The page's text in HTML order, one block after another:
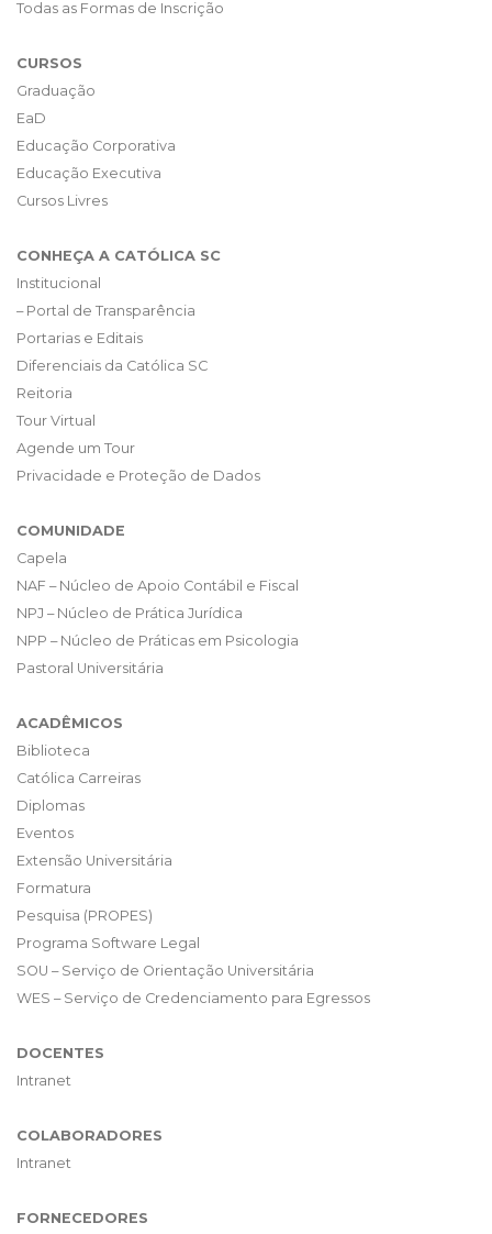
Todas as Formas de Inscrição
CURSOS
Graduação
EaD
Educação Corporativa
Educação Executiva
Cursos Livres
CONHEÇA A CATÓLICA SC
Institucional
– Portal de Transparência
Portarias e Editais
Diferenciais da Católica SC
Reitoria
Tour Virtual
Agende um Tour
Privacidade e Proteção de Dados
COMUNIDADE
Capela
NAF – Núcleo de Apoio Contábil e Fiscal
NPJ – Núcleo de Prática Jurídica
NPP – Núcleo de Práticas em Psicologia
Pastoral Universitária
ACADÊMICOS
Biblioteca
Católica Carreiras
Diplomas
Eventos
Extensão Universitária
Formatura
Pesquisa (PROPES)
Programa Software Legal
SOU – Serviço de Orientação Universitária
WES – Serviço de Credenciamento para Egressos
DOCENTES
Intranet
COLABORADORES
Intranet
FORNECEDORES